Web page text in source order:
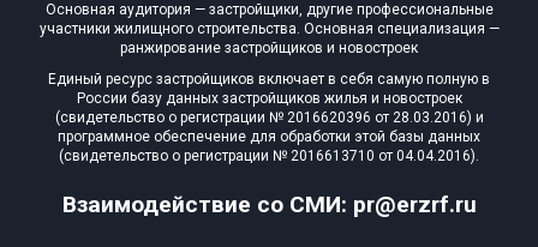
Взаимодействие со СМИ: pr@erzrf.ru
Основная аудитория — застройщики, другие профессиональные
участники жилищного строительства. Основная специализация —
ранжирование застройщиков и новостроек
Единый ресурс застройщиков включает в себя самую полную в
России базу данных застройщиков жилья и новостроек
(свидетельство о регистрации № 2016620396 от 28.03.2016) и
программное обеспечение для обработки этой базы данных
(свидетельство о регистрации № 2016613710 от 04.04.2016).